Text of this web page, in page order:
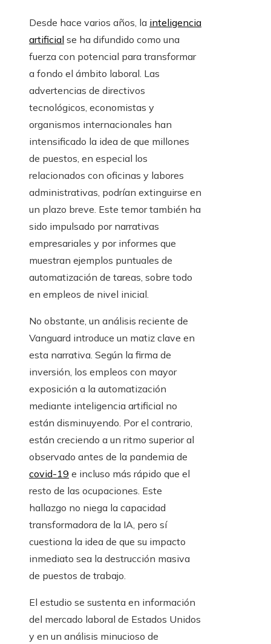
Desde hace varios años, la inteligencia
artificial se ha difundido como una
fuerza con potencial para transformar
a fondo el ámbito laboral. Las
advertencias de directivos
tecnológicos, economistas y
organismos internacionales han
intensificado la idea de que millones
de puestos, en especial los
relacionados con oficinas y labores
administrativas, podrían extinguirse en
un plazo breve. Este temor también ha
sido impulsado por narrativas
empresariales y por informes que
muestran ejemplos puntuales de
automatización de tareas, sobre todo
en empleos de nivel inicial.
No obstante, un análisis reciente de
Vanguard introduce un matiz clave en
esta narrativa. Según la firma de
inversión, los empleos con mayor
exposición a la automatización
mediante inteligencia artificial no
están disminuyendo. Por el contrario,
están creciendo a un ritmo superior al
observado antes de la pandemia de
covid-19 e incluso más rápido que el
resto de las ocupaciones. Este
hallazgo no niega la capacidad
transformadora de la IA, pero sí
cuestiona la idea de que su impacto
inmediato sea la destrucción masiva
de puestos de trabajo.
El estudio se sustenta en información
del mercado laboral de Estados Unidos
y en un análisis minucioso de